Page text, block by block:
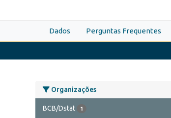
Dados Perguntas Frequentes
Organizações
BCB/Dstat 1